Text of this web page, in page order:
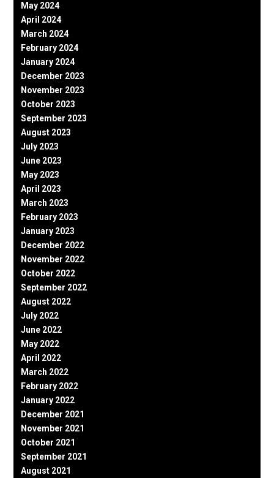
May 2024
April 2024
March 2024
February 2024
January 2024
December 2023
November 2023
October 2023
September 2023
August 2023
July 2023
June 2023
May 2023
April 2023
March 2023
February 2023
January 2023
December 2022
November 2022
October 2022
September 2022
August 2022
July 2022
June 2022
May 2022
April 2022
March 2022
February 2022
January 2022
December 2021
November 2021
October 2021
September 2021
August 2021